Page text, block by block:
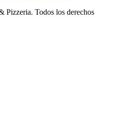
Pizzeria. Todos los derechos